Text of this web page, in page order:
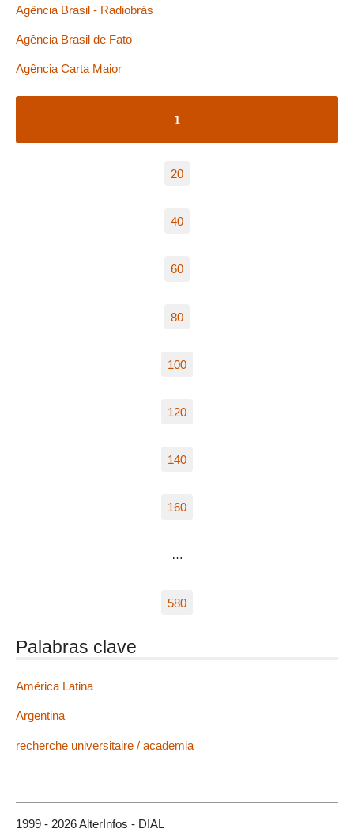
Agência Brasil - Radiobrás
Agência Brasil de Fato
Agência Carta Maior
1
20
40
60
80
100
120
140
160
…
580
Palabras clave
América Latina
Argentina
recherche universitaire / academia
1999 - 2026 AlterInfos - DIAL